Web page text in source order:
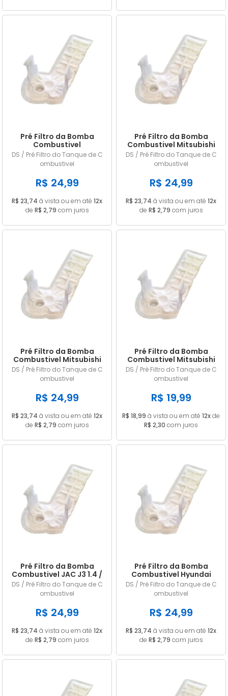
Pré Filtro da Bomba
Combustivel
Volkswagen Gol 1.0 1.6 1.8
8v Gasolina 1994 1995
1996 SPI
DS / Pré Filtro do Tanque de C
ombustivel
R$ 24,99
R$ 23,74 à vista ou em até 12x
de R$ 2,79 com juros
Pré Filtro da Bomba
Combustivel Mitsubishi
Pajero TR4 2.0 16v Flex
DS / Pré Filtro do Tanque de C
ombustivel
R$ 24,99
R$ 23,74 à vista ou em até 12x
de R$ 2,79 com juros
Pré Filtro da Bomba
Combustivel Mitsubishi
L200 Triton 3.5 V6 24v
Flex 2011 2012 2013 2014
2015
DS / Pré Filtro do Tanque de C
ombustivel
R$ 24,99
R$ 23,74 à vista ou em até 12x
de R$ 2,79 com juros
Pré Filtro da Bomba
Combustivel Mitsubishi
L200 Triton 3.5 V6 24v
Flex 2011 2012 2013 2014
2015
DS / Pré Filtro do Tanque de C
ombustivel
R$ 19,99
R$ 18,99 à vista ou em até 12xde
R$ 2,30 com juros
Pré Filtro da Bomba
Combustivel JAC J3 1.4 /
1.5 16V Flex 2010/... em
diante
DS / Pré Filtro do Tanque de C
ombustivel
R$ 24,99
R$ 23,74 à vista ou em até 12x
de R$ 2,79 com juros
Pré Filtro da Bomba
Combustivel Hyundai
HB20 1.6 16v Flex 2013
2014 2015 2016
DS / Pré Filtro do Tanque de C
ombustivel
R$ 24,99
R$ 23,74 à vista ou em até 12x
de R$ 2,79 com juros